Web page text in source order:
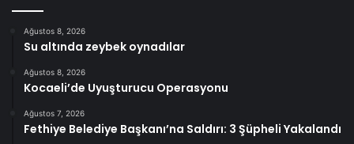
Ağustos 8, 2026
Su altında zeybek oynadılar
Ağustos 8, 2026
Kocaeli’de Uyuşturucu Operasyonu
Ağustos 7, 2026
Fethiye Belediye Başkanı’na Saldırı: 3 Şüpheli Yakalandı